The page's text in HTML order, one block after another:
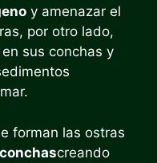
y amenazar el
por otro lado,
sus conchas y
forman las ostras
creando